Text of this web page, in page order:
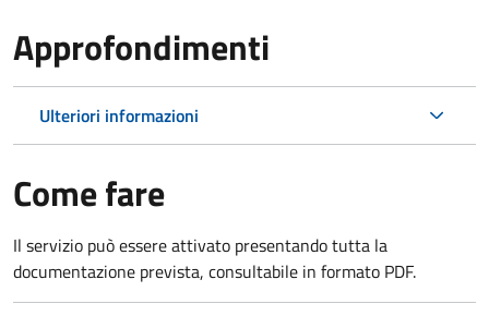
Approfondimenti
Ulteriori informazioni
Come fare
Il servizio può essere attivato presentando tutta la
documentazione prevista, consultabile in formato PDF.